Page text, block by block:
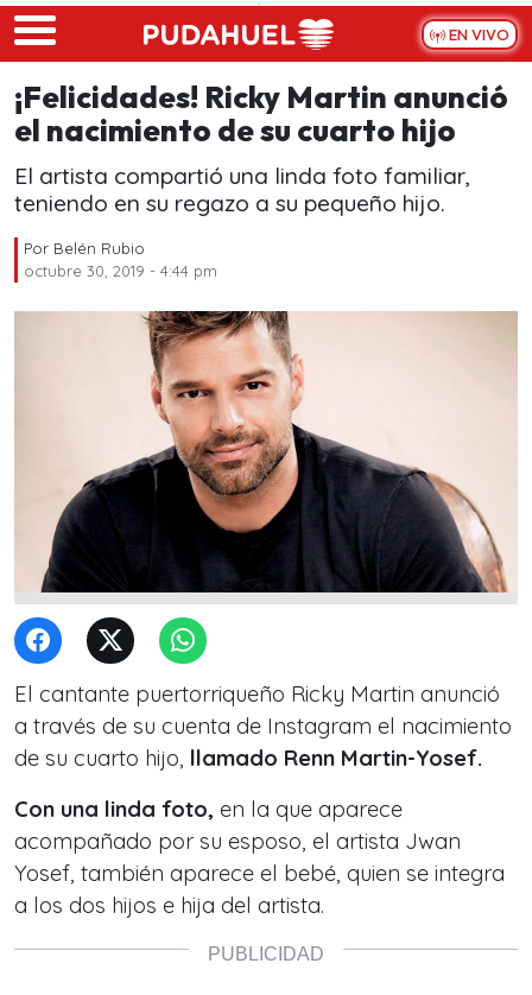
Skip to main content
EN VIVO
¡Felicidades! Ricky Martin anunció
el nacimiento de su cuarto hijo
El artista compartió una linda foto familiar,
teniendo en su regazo a su pequeño hijo.
Por Belén Rubio
octubre 30, 2019 - 4:44 pm
El cantante puertorriqueño Ricky Martin anunció
a través de su cuenta de Instagram el nacimiento
de su cuarto hijo, llamado Renn Martin-Yosef.
Con una linda foto, en la que aparece
acompañado por su esposo, el artista Jwan
Yosef, también aparece el bebé, quien se integra
a los dos hijos e hija del artista.